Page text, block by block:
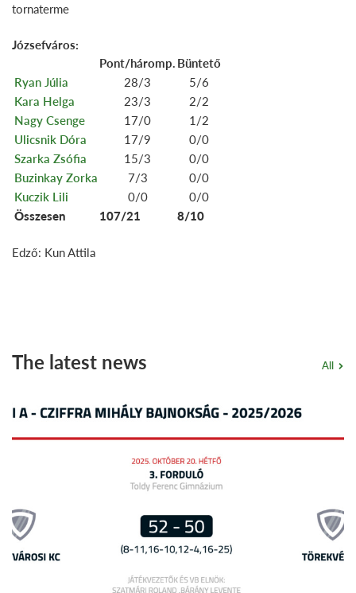
tornaterme
Józsefváros:
Pont/háromp. Büntető
Összesen 107/21 8/10
Ryan Júlia 28/3
5/6
Kara Helga
23/3
2/2
Nagy Csenge
17/0
1/2
Ulicsnik Dóra
17/9
0/0
Szarka Zsófia
15/3
0/0
Buzinkay Zorka
7/3
0/0
Kuczik Lili
0/0 0/0
Edző: Kun Attila
The latest news All